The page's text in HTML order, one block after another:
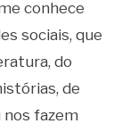
conhece
sociais, que
do
de
fazem